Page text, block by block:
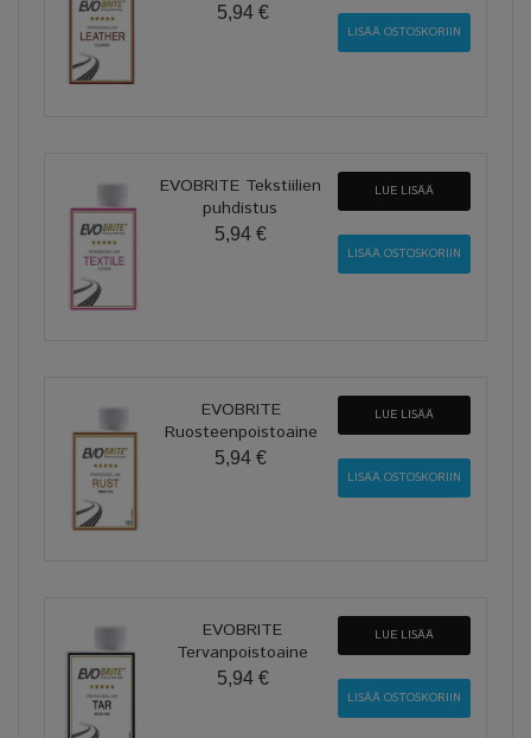
5,94 €
EVOBRITE Tekstiilien
puhdistus
5,94 €
LUE LISÄÄ
EVOBRITE
Ruosteenpoistoaine
5,94 €
LUE LISÄÄ
EVOBRITE
Tervanpoistoaine
5,94 €
LUE LISÄÄ